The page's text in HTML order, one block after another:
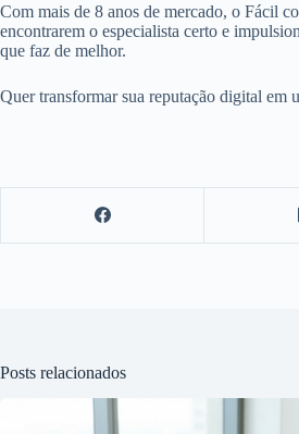
Com mais de 8 anos de mercado, o Fácil
encontrarem o especialista certo e
que faz de melhor.
Quer transformar sua reputação digital em
Posts relacionados